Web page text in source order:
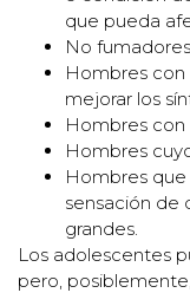
que pueda
No
Hombres con
mejorar los
Hombres
Hombres
Hombres
sensación de
grandes.
Los adolescentes
pero,